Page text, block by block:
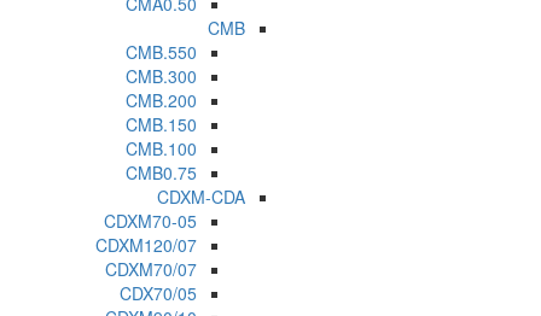
CMB
CMB.550
CMB.300
CMB.200
CMB.150
CMB.100
CMB0.75
CDXM-CDA
CDXM70-05
CDXM120/07
CDXM70/07
CDX70/05